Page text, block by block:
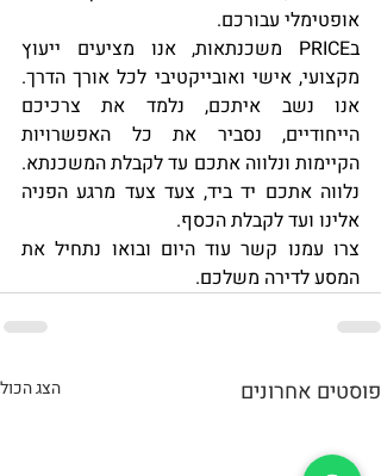
אופטימלי עבורכם.
אלינו ועד לקבלת הכסף.
המסע לדירה משלכם.
פוסטים אחרונים הצג הכול